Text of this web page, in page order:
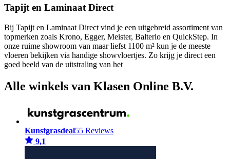
Tapijt en Laminaat Direct
Bij Tapijt en Laminaat Direct vind je een uitgebreid assortiment van
topmerken zoals Krono, Egger, Meister, Balterio en QuickStep. In
onze ruime showroom van maar liefst 1100 m² kun je de meeste
vloeren bekijken via handige showvloertjes. Zo krijg je direct een
goed beeld van de uitstraling van het
Alle winkels van Klasen Online B.V.
Kunstgrasdeal55 Reviews
9,1